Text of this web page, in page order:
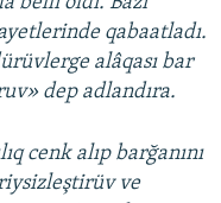
qabaatladı.
alâqası bar
dep adlandıra.
cenk alıp barğanını
ve